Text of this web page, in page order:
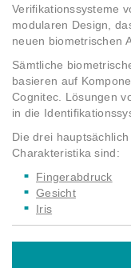
Verifikationssysteme
modularen Design,
neuen biometrischen
Sämtliche
basieren auf
Cognitec. Lösungen
in die
Die drei
Charakteristika sind:
Fingerabdruck
Gesicht
Iris